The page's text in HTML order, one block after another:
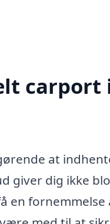
carport
at
giver dig ikke
en fornemmelse